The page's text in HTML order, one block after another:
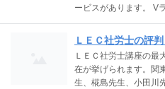
ービスがあります。 V
ＬＥＣ社労士の評
ＬＥＣ社労士講座の最
在が挙げられます。関
生、椛島先生、小田川